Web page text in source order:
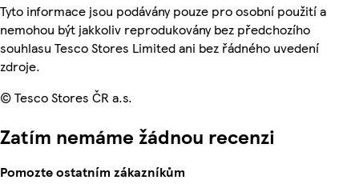
Tyto informace jsou podávány pouze pro osobní použití a
nemohou být jakkoliv reprodukovány bez předchozího
souhlasu Tesco Stores Limited ani bez řádného uvedení
zdroje.
© Tesco Stores ČR a.s.
Zatím nemáme žádnou recenzi
Pomozte ostatním zákazníkům